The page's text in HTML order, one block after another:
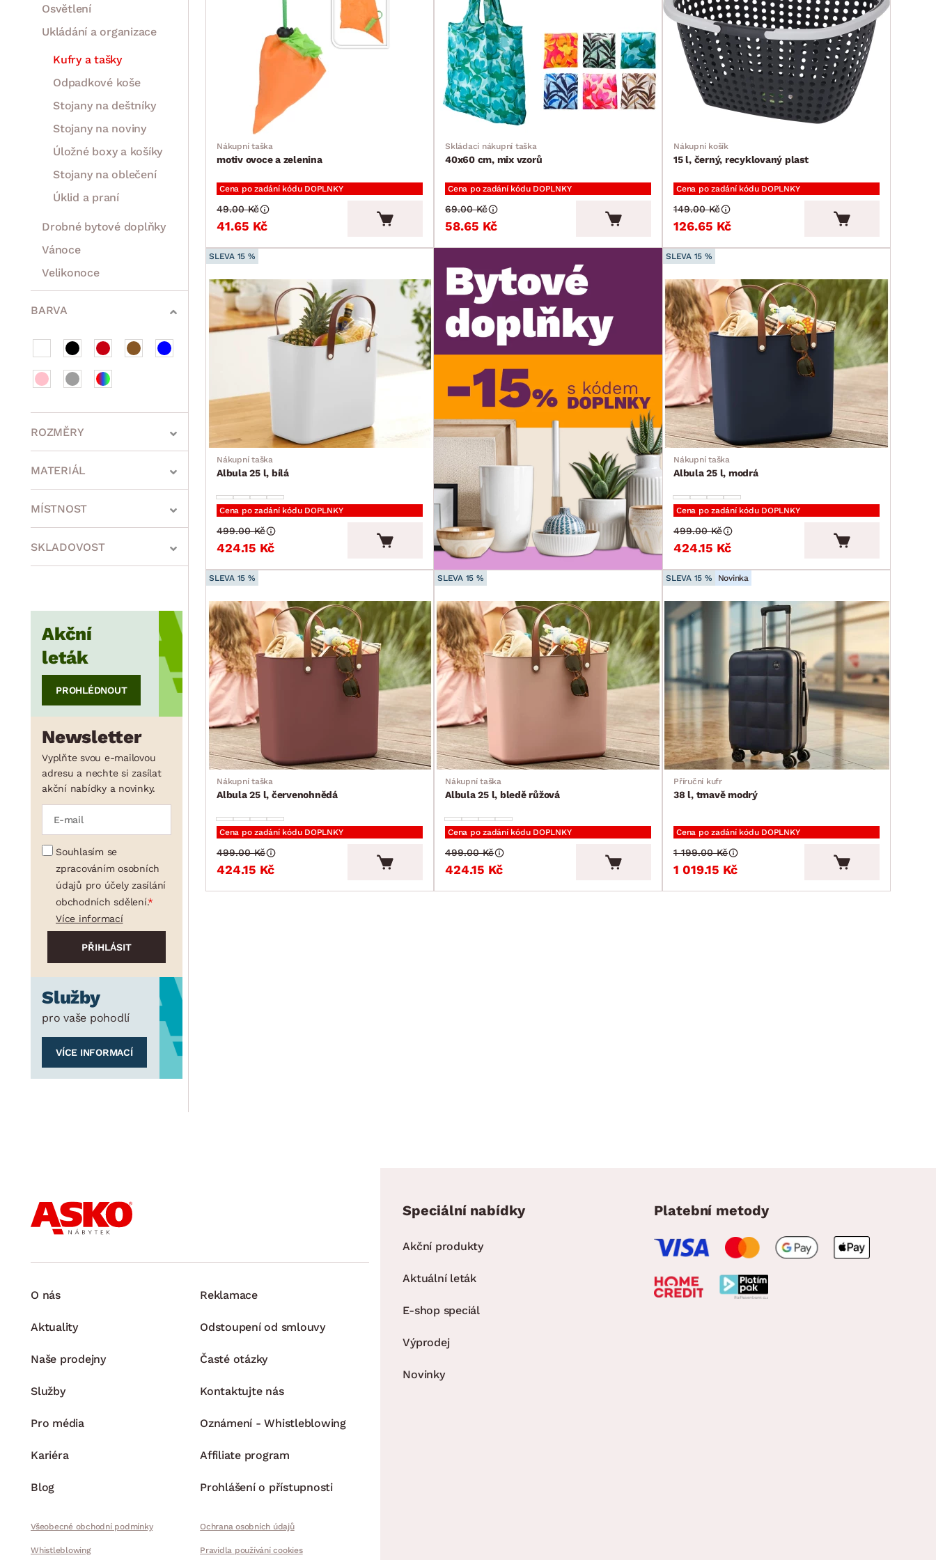
Osvětlení
Ukládání a organizace
Kufry a tašky
Odpadkové koše
Stojany na deštníky
Stojany na noviny
Úložné boxy a košíky
Stojany na oblečení
Úklid a praní
Drobné bytové doplňky
Vánoce
Velikonoce
Sedací soupravy a pohovky
Sestavy a stěny
Drobný nábytek
Spotřebiče
BARVA
ROZMĚRY
min. cm
min. cm max. cm
min. cm
MATERIÁL
MÍSTNOST
SKLADOVOST
Akční
leták
PROHLÉDNOUT
Newsletter
Vyplňte svou e-mailovou
adresu a nechte si zasílat
akční nabídky a novinky.
Souhlasím se
zpracováním osobních
údajů pro účely zasílání
obchodních sdělení.
Více informací
Služby
pro vaše pohodlí
VÍCE INFORMACÍ
Nákupní taška
motiv ovoce a zelenina
Cena po zadání kódu DOPLNKY
41.65 Kč
49.00 Kč
Skládací nákupní taška
40x60 cm, mix vzorů
Cena po zadání kódu DOPLNKY
58.65 Kč
69.00 Kč
Nákupní košík
15 l, černý, recyklovaný plast
Cena po zadání kódu DOPLNKY
126.65 Kč
149.00 Kč
SLEVA 15 %
Nákupní taška
Albula 25 l, bílá
Cena po zadání kódu DOPLNKY
424.15 Kč
499.00 Kč
SLEVA 15 %
Nákupní taška
Albula 25 l, modrá
Cena po zadání kódu DOPLNKY
424.15 Kč
499.00 Kč
SLEVA 15 %
Nákupní taška
Albula 25 l, červenohnědá
Cena po zadání kódu DOPLNKY
424.15 Kč
499.00 Kč
SLEVA 15 %
Nákupní taška
Albula 25 l, bledě růžová
Cena po zadání kódu DOPLNKY
424.15 Kč
499.00 Kč
SLEVA 15 % Novinka
Příruční kufr
38 l, tmavě modrý
Cena po zadání kódu DOPLNKY
1 019.15 Kč
1 199.00 Kč
O nás
Aktuality
Naše prodejny
Služby
Pro média
Kariéra
Blog
Reklamace
Odstoupení od smlouvy
Časté otázky
Kontaktujte nás
Oznámení - Whistleblowing
Affiliate program
Prohlášení o přístupnosti
Všeobecné obchodní podmínky Ochrana osobních údajů
Whistleblowing Pravidla používání cookies
Speciální nabídky
Akční produkty
Aktuální leták
E-shop speciál
Výprodej
Novinky
Platební metody